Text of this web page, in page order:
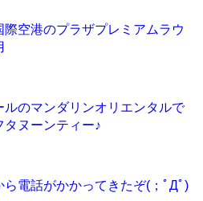
際空港のプラザプレミアムラウ
ルのマンダリンオリエンタルで
タヌーンティー♪
ら電話がかかってきたぞ(；ﾟДﾟ)